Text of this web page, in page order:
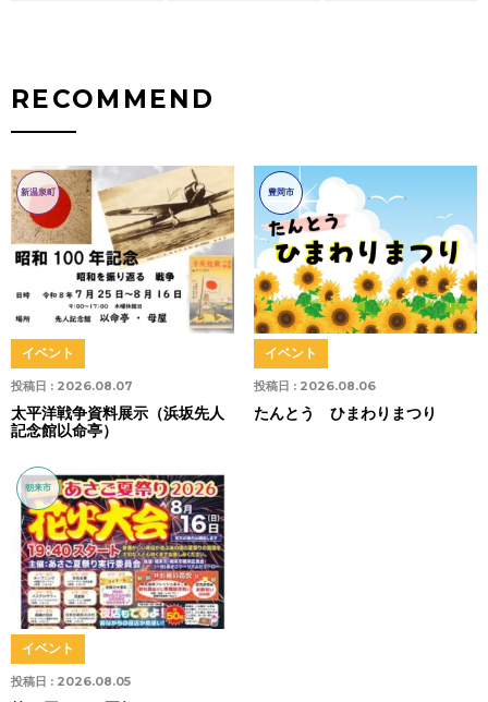
RECOMMEND
新温泉町
投稿日 : 2026.08.07
イベント
太平洋戦争資料展示（浜坂先人
記念館以命亭）
豊岡市
投稿日 : 2026.08.06
イベント
たんとう ひまわりまつり
朝来市
投稿日 : 2026.08.05
イベント